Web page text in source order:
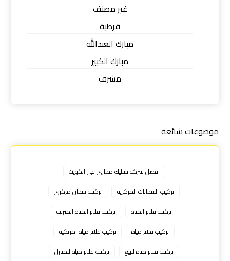
غير مصنف
قرطبة
مبارك العبدالله
مبارك الكبير
مشرف
موضوعات شائعة
افضل شركة تسليك مجاري في الكويت
تركيب السخانات المركزية
تركيب سخان مركزي
تركيب فلاتر المياه
تركيب فلاتر المياه المنزلية
تركيب فلاتر مياه
تركيب فلاتر مياه امريكيه
تركيب فلاتر مياه للبيع
تركيب فلاتر مياه للمنازل